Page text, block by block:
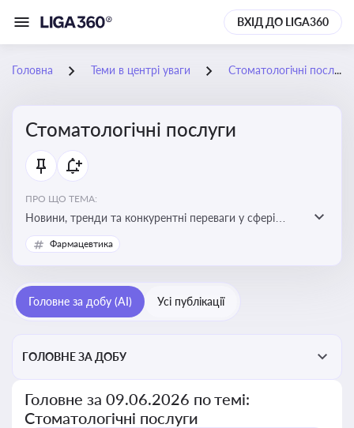
ВХІД ДО LIGA360
Головна Теми в центрі уваги Стоматологічні послуги
Стоматологічні послуги
ПРО ЩО ТЕМА:
Новини, тренди та конкурентні переваги у сфері
стоматологічних послуг. Використання новітніх
технологій та стратегій для покращення
Фармацевтика
Головне за добу (AI) Усі публікації
ГОЛОВНЕ ЗА ДОБУ
Головне за 09.06.2026 по темі:
Стоматологічні послуги